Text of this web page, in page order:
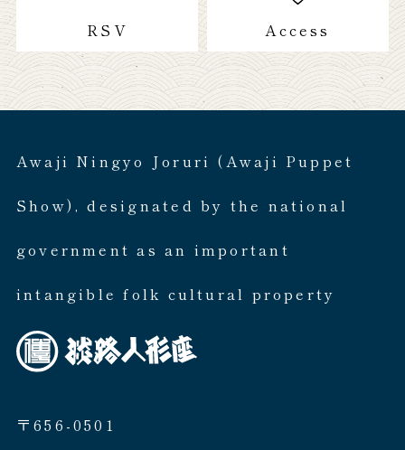
RSV Access
Awaji Ningyo Joruri (Awaji Puppet
Show), designated by the national
government as an important
intangible folk cultural property
〒656-0501